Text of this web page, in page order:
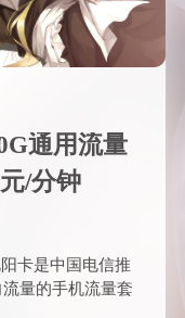
通用流量
/分钟
卡是中国电信推
量的手机流量套